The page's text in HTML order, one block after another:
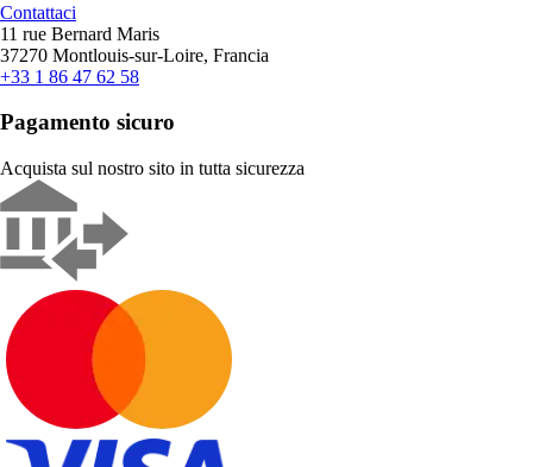
Contattaci
11 rue Bernard Maris
37270 Montlouis-sur-Loire, Francia
+33 1 86 47 62 58
Pagamento sicuro
Acquista sul nostro sito in tutta sicurezza